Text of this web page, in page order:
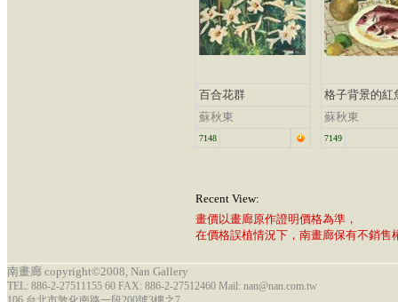
百合花群
蘇秋東
7148
格子背景的紅
蘇秋東
7149
Recent View:
畫價以畫廊原作證明價格為準，
在價格誤植情況下，南畫廊保有不銷售
南畫廊 copyright©2008, Nan Gallery
TEL: 886-2-27511155 60 FAX: 886-2-27512460 Mail: nan@nan.com.tw